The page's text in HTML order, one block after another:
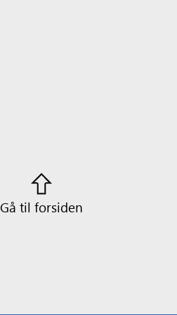
Gå til forsiden